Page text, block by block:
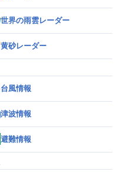
世界の雨雲レーダー
黄砂レーダー
台風情報
津波情報
避難情報